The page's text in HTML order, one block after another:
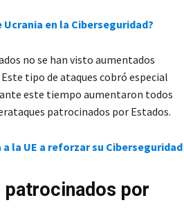
en la Ciberseguridad?
no se han visto aumentados
tipo de ataques cobró especial
este tiempo aumentaron todos
patrocinados por Estados.
la UE a reforzar su Ciberseguridad
por